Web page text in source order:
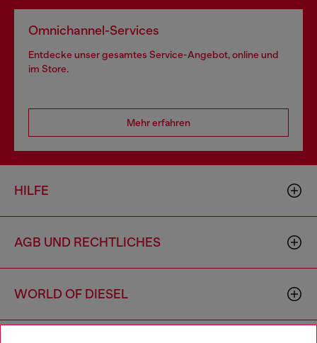
Omnichannel-Services
Entdecke unser gesamtes Service-Angebot, online und
im Store.
Mehr erfahren
HILFE
AGB UND RECHTLICHES
WORLD OF DIESEL